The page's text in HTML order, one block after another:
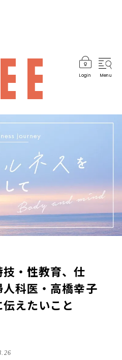
Login Menu
・性教育、仕
科医・高橋幸子
えたいこと